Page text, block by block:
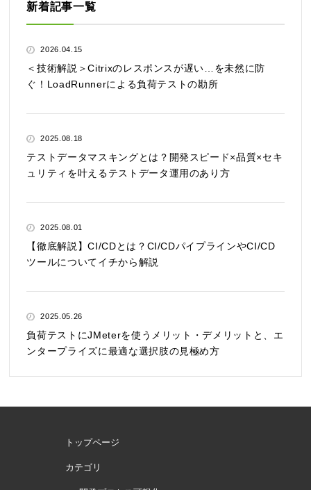
新着記事一覧
2026.04.15
＜技術解説＞Citrixのレスポンスが遅い…を未然に防
ぐ！LoadRunnerによる負荷テストの勘所
2025.08.18
テストデータマスキングとは？開発スピード×品質×セキ
ュリティを叶えるテストデータ運用のあり方
2025.08.01
【徹底解説】CI/CDとは？CI/CDパイプラインやCI/CD
ツールについてイチから解説
2025.05.26
負荷テストにJMeterを使うメリット・デメリットと、エ
ンタープライズに最適な選択肢の見極め方
トップページ
カテゴリ